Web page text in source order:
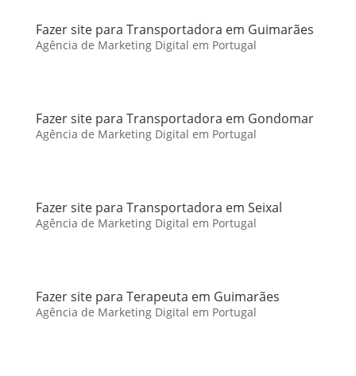
Fazer site para Transportadora em Guimarães
Agência de Marketing Digital em Portugal
Fazer site para Transportadora em Gondomar
Agência de Marketing Digital em Portugal
Fazer site para Transportadora em Seixal
Agência de Marketing Digital em Portugal
Fazer site para Terapeuta em Guimarães
Agência de Marketing Digital em Portugal